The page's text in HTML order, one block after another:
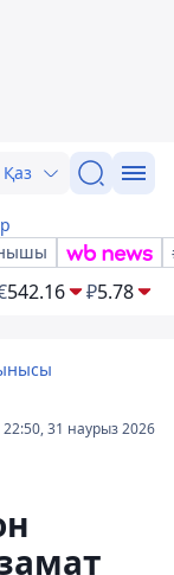
Қаз
542.16 ₽5.78
22:50, 31 наурыз 2026